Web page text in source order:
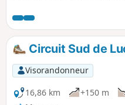
d'Amplier très belle et le
Beauval est très intéressant.
Circuit Sud de
Visorandonneur
16,86 km
+150 m